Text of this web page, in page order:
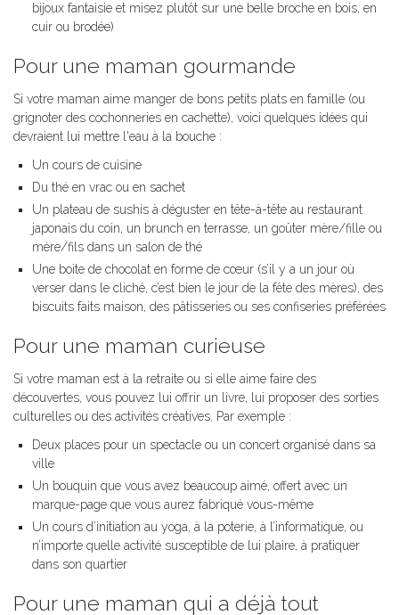
bijoux fantaisie et misez plutôt sur une belle broche en bois, en
cuir ou brodée)
Pour une maman gourmande
Si votre maman aime manger de bons petits plats en famille (ou
grignoter des cochonneries en cachette), voici quelques idées qui
devraient lui mettre l'eau à la bouche :
Un cours de cuisine
Du thé en vrac ou en sachet
Un plateau de sushis à déguster en tête-à-tête au restaurant
japonais du coin, un brunch en terrasse, un goûter mère/fille ou
mère/fils dans un salon de thé
Une boite de chocolat en forme de cœur (s’il y a un jour où
verser dans le cliché, c’est bien le jour de la fête des mères), des
biscuits faits maison, des pâtisseries ou ses confiseries préférées
Pour une maman curieuse
Si votre maman est à la retraite ou si elle aime faire des
découvertes, vous pouvez lui offrir un livre, lui proposer des sorties
culturelles ou des activités créatives. Par exemple :
Deux places pour un spectacle ou un concert organisé dans sa
ville
Un bouquin que vous avez beaucoup aimé, offert avec un
marque-page que vous aurez fabriqué vous-même
Un cours d’initiation au yoga, à la poterie, à l’informatique, ou
n’importe quelle activité susceptible de lui plaire, à pratiquer
dans son quartier
Pour une maman qui a déjà tout